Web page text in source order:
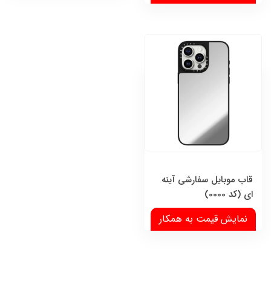
قاب موبایل سفارشی آینه
ای (کد 0000)
نمایش قیمت به همکار